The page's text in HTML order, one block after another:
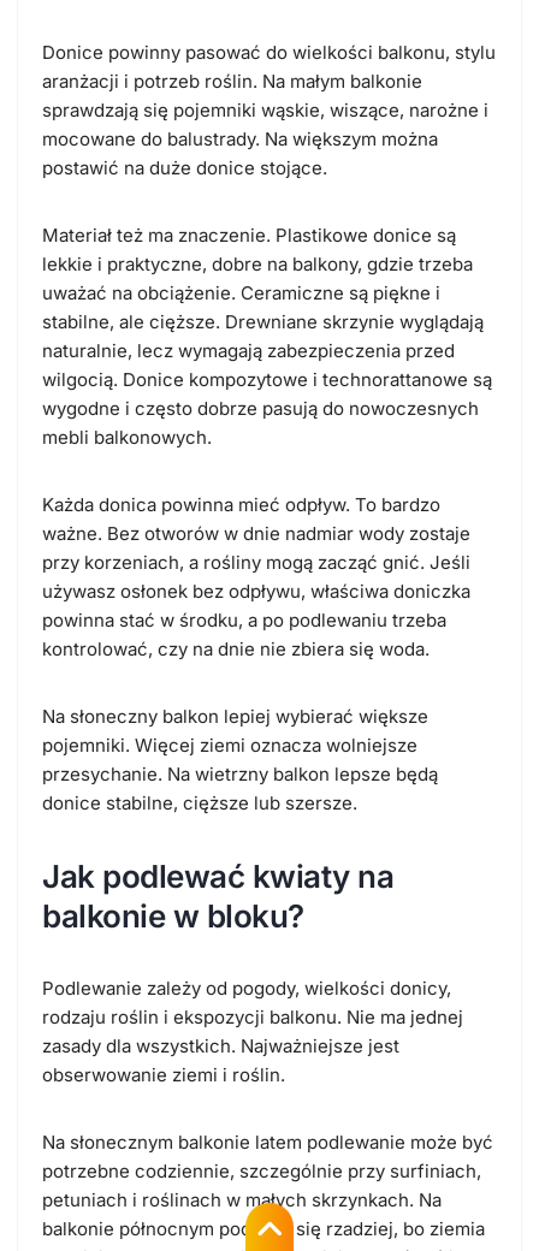
Donice powinny pasować do wielkości balkonu, stylu
aranżacji i potrzeb roślin. Na małym balkonie
sprawdzają się pojemniki wąskie, wiszące, narożne i
mocowane do balustrady. Na większym można
postawić na duże donice stojące.
Materiał też ma znaczenie. Plastikowe donice są
lekkie i praktyczne, dobre na balkony, gdzie trzeba
uważać na obciążenie. Ceramiczne są piękne i
stabilne, ale cięższe. Drewniane skrzynie wyglądają
naturalnie, lecz wymagają zabezpieczenia przed
wilgocią. Donice kompozytowe i technorattanowe są
wygodne i często dobrze pasują do nowoczesnych
mebli balkonowych.
Każda donica powinna mieć odpływ. To bardzo
ważne. Bez otworów w dnie nadmiar wody zostaje
przy korzeniach, a rośliny mogą zacząć gnić. Jeśli
używasz osłonek bez odpływu, właściwa doniczka
powinna stać w środku, a po podlewaniu trzeba
kontrolować, czy na dnie nie zbiera się woda.
Na słoneczny balkon lepiej wybierać większe
pojemniki. Więcej ziemi oznacza wolniejsze
przesychanie. Na wietrzny balkon lepsze będą
donice stabilne, cięższe lub szersze.
Jak podlewać kwiaty na
balkonie w bloku?
Podlewanie zależy od pogody, wielkości donicy,
rodzaju roślin i ekspozycji balkonu. Nie ma jednej
zasady dla wszystkich. Najważniejsze jest
obserwowanie ziemi i roślin.
Na słonecznym balkonie latem podlewanie może być
potrzebne codziennie, szczególnie przy surfiniach,
petuniach i roślinach w małych skrzynkach. Na
balkonie północnym podlewa się rzadziej, bo ziemia